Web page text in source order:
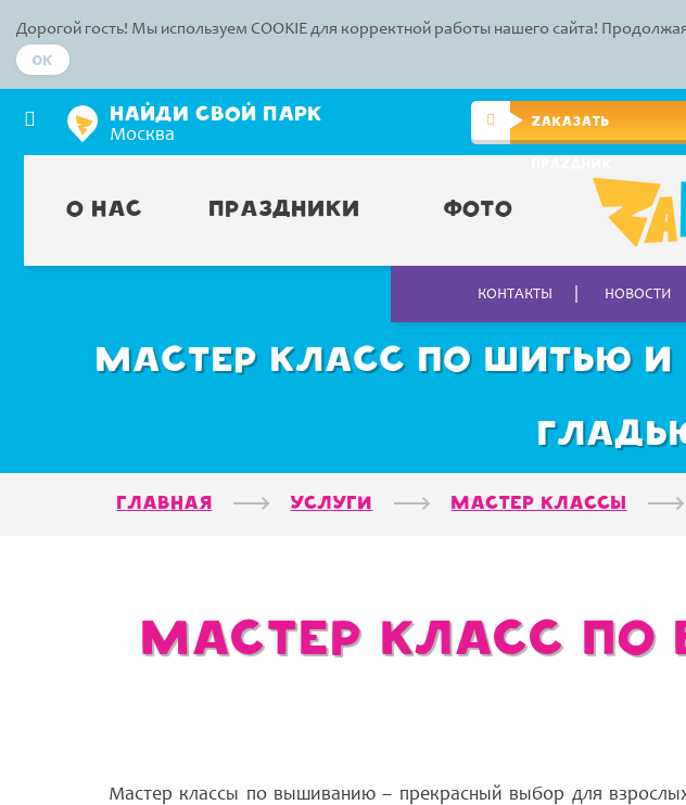
Дорогой гость! Мы используем COOKIE для корректной работы нашего сайта!
Ok
НАЙДИ СВОЙ ПАРК
Москва
ZАКАЗАТЬ
О нас Праздники Фото
КОНТАКТЫ НОВОСТИ
Мастер класс по шитью
Главная Услуги Мастер классы
Мастер класс
Мастер классы по вышиванию – прекрасный выбор для